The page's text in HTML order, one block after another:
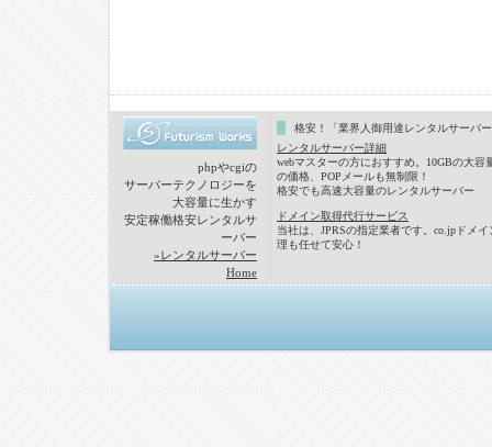
phpやcgiの
サーバーテクノロジーを
大容量に生かす
安定稼働格安レンタルサ
ーバー
»レンタルサーバー
Home
格安！「業界人御用達レンタルサーバ
レンタルサーバー詳細
webマスターの方におすすめ。10GBの大容
の価格、POPメールも無制限！
格安でも高速大容量のレンタルサーバー
ドメイン取得代行サービス
当社は、JPRSの指定業者です。co.jpドメイ
理も任せて安心！